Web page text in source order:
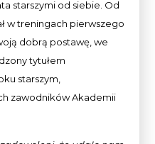
starszymi od siebie. Od
w treningach pierwszego
dobrą postawę, we
tytułem
starszym,
zawodników Akademii